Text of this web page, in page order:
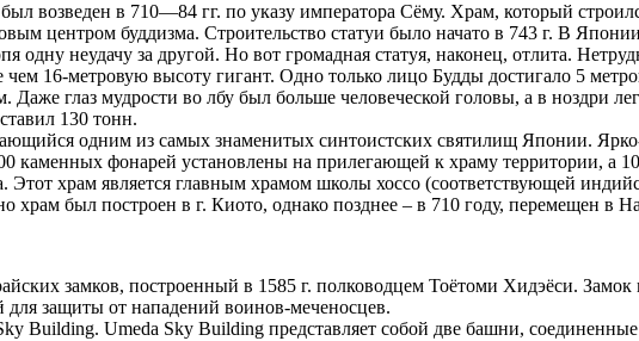
возведен в 710—84 гг. по указу императора Сёму. Храм, который
центром буддизма. Строительство статуи было начато в 743 г. В
одну неудачу за другой. Но вот громадная статуя, наконец, отлита.
16-метровую высоту гигант. Одно только лицо Будды достигало 5
Даже глаз мудрости во лбу был больше человеческой головы, а в ноздри
130 тонн.
одним из самых знаменитых синтоистских святилищ Японии.
каменных фонарей установлены на прилегающей к храму территории, а
храм является главным храмом школы хоссо (соответствующей
был построен в г. Киото, однако позднее – в 710 году, перемещен в
замков, построенный в 1585 г. полководцем Тоётоми Хидэёси.
защиты от нападений воинов-меченосцев.
Building. Umeda Sky Building представляет собой две башни,